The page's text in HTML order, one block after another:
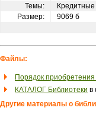
Темы:
Кредитные
Размер:
9069 б
Файлы:
Порядок приобретения
КАТАЛОГ Библиотеки в
Другие материалы о